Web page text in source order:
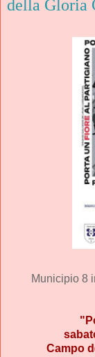
della Gloria
Municipio 8
Campo